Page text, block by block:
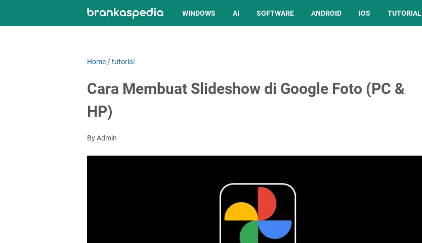
WINDOWS AI SOFTWARE ANDROID IOS TUTORIAL
Home /tutorial
Cara Membuat Slideshow di Google Foto (PC &
HP)
By Admin